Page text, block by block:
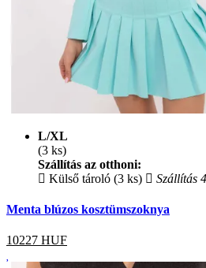
L/XL
(3 ks)
Szállítás az otthoni:
Külső tároló (3 ks)
Szállítás
Menta blúzos kosztümszoknya
10227 HUF